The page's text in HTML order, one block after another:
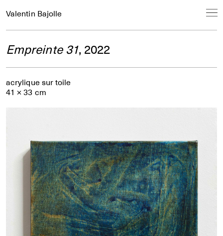
Valentin Bajolle
Empreinte 31, 2022
acrylique sur toile
41 × 33 cm